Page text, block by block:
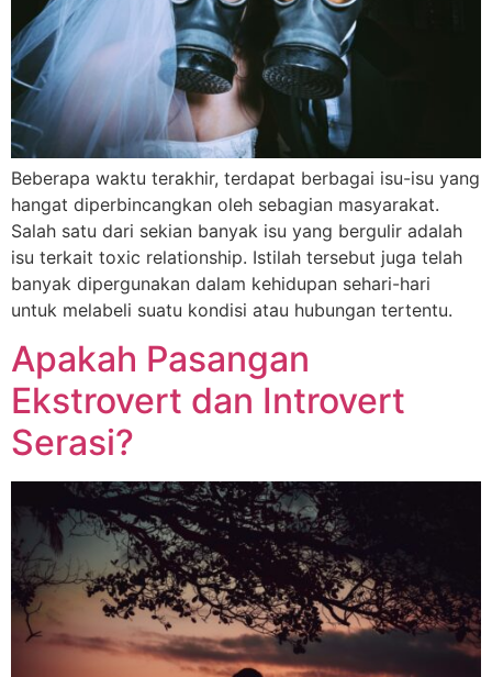
Beberapa waktu terakhir, terdapat berbagai isu-isu yang
hangat diperbincangkan oleh sebagian masyarakat.
Salah satu dari sekian banyak isu yang bergulir adalah
isu terkait toxic relationship. Istilah tersebut juga telah
banyak dipergunakan dalam kehidupan sehari-hari
untuk melabeli suatu kondisi atau hubungan tertentu.
Apakah Pasangan
Ekstrovert dan Introvert
Serasi?